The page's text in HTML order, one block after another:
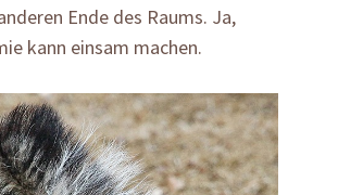
Ende des Raums. Ja,
kann einsam machen.